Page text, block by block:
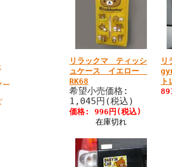
ー
リラックマ ティッシ
ュケース イエロー
RK68
希望小売価格:
1,045円(税込)
価格: 996円(税込)
在庫切れ